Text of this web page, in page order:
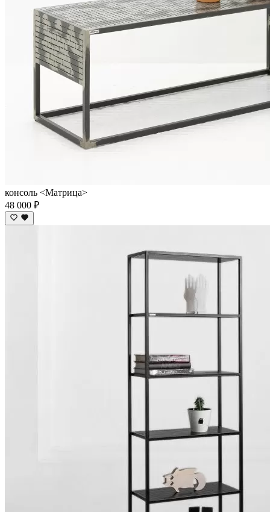
консоль <Матрица>
48 000 ₽